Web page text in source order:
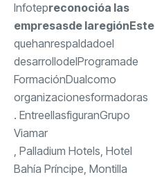
Infotepreconocióa las
empresasde laregiónEste
quehanrespaldadoel
desarrollodelProgramade
FormaciónDualcomo
organizacionesformadoras
. EntreellasfiguranGrupo
Viamar
, Palladium Hotels, Hotel
Bahía Príncipe, Montilla